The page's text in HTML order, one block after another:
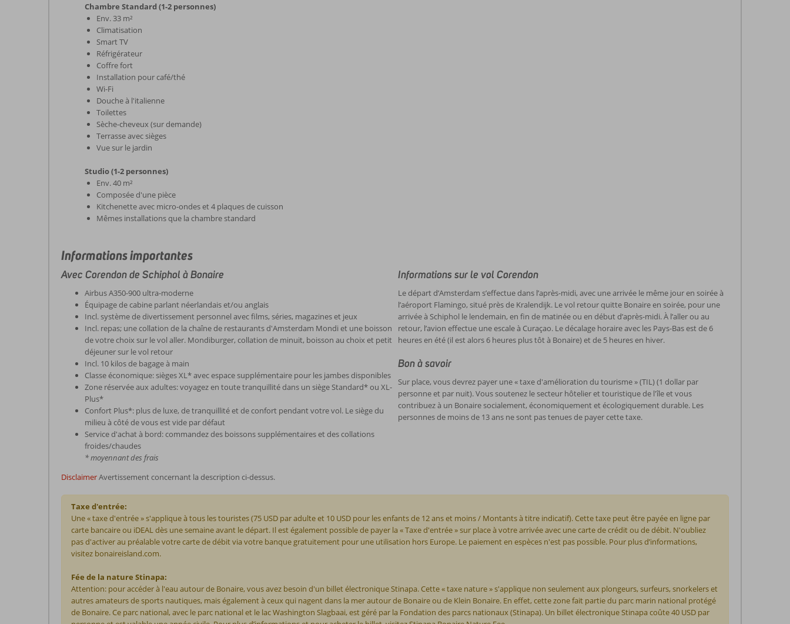
Chambre Standard (1-2 personnes)
Env. 33 m²
Climatisation
Smart TV
Réfrigérateur
Coffre fort
Installation pour café/thé
Wi-Fi
Douche à l'italienne
Toilettes
Sèche-cheveux (sur demande)
Terrasse avec sièges
Vue sur le jardin
Studio (1-2 personnes)
Env. 40 m²
Composée d'une pièce
Kitchenette avec micro-ondes et 4 plaques de cuisson
Mêmes installations que la chambre standard
Informations importantes
Avec Corendon de Schiphol à Bonaire
Airbus A350-900 ultra-moderne
Équipage de cabine parlant néerlandais et/ou anglais
Incl. système de divertissement personnel avec films, séries, magazines et jeux
Incl. repas; une collation de la chaîne de restaurants d'Amsterdam Mondi et une boisson
de votre choix sur le vol aller. Mondiburger, collation de minuit, boisson au choix et petit
déjeuner sur le vol retour
Incl. 10 kilos de bagage à main
Classe économique: sièges XL* avec espace supplémentaire pour les jambes disponibles
Zone réservée aux adultes: voyagez en toute tranquillité dans un siège Standard* ou XL-
Plus*
Confort Plus*: plus de luxe, de tranquillité et de confort pendant votre vol. Le siège du
milieu à côté de vous est vide par défaut
Service d'achat à bord: commandez des boissons supplémentaires et des collations
froides/chaudes
* moyennant des frais
Informations sur le vol Corendon
Le départ d’Amsterdam s’effectue dans l’après-midi, avec une arrivée le même jour en soirée à
l’aéroport Flamingo, situé près de Kralendijk. Le vol retour quitte Bonaire en soirée, pour une
arrivée à Schiphol le lendemain, en fin de matinée ou en début d’après-midi. À l’aller ou au
retour, l’avion effectue une escale à Curaçao. Le décalage horaire avec les Pays-Bas est de 6
heures en été (il est alors 6 heures plus tôt à Bonaire) et de 5 heures en hiver.
Bon à savoir
Sur place, vous devrez payer une « taxe d'amélioration du tourisme » (TIL) (1 dollar par
personne et par nuit). Vous soutenez le secteur hôtelier et touristique de l'île et vous
contribuez à un Bonaire socialement, économiquement et écologiquement durable. Les
personnes de moins de 13 ans ne sont pas tenues de payer cette taxe.
DisclaimerAvertissement concernant la description ci-dessus.
Taxe d'entrée:
Une « taxe d'entrée » s'applique à tous les touristes (75 USD par adulte et 10 USD pour les enfants de 12 ans et moins / Montants à titre indicatif). Cette taxe peut être payée en ligne par
carte bancaire ou iDEAL dès une semaine avant le départ. Il est également possible de payer la « Taxe d'entrée » sur place à votre arrivée avec une carte de crédit ou de débit. N'oubliez
pas d'activer au préalable votre carte de débit via votre banque gratuitement pour une utilisation hors Europe. Le paiement en espèces n'est pas possible. Pour plus d’informations,
visitez bonaireisland.com.
Fée de la nature Stinapa:
Attention: pour accéder à l'eau autour de Bonaire, vous avez besoin d'un billet électronique Stinapa. Cette « taxe nature » s'applique non seulement aux plongeurs, surfeurs, snorkelers et
autres amateurs de sports nautiques, mais également à ceux qui nagent dans la mer autour de Bonaire ou de Klein Bonaire. En effet, cette zone fait partie du parc marin national protégé
de Bonaire. Ce parc national, avec le parc national et le lac Washington Slagbaai, est géré par la Fondation des parcs nationaux (Stinapa). Un billet électronique Stinapa coûte 40 USD par